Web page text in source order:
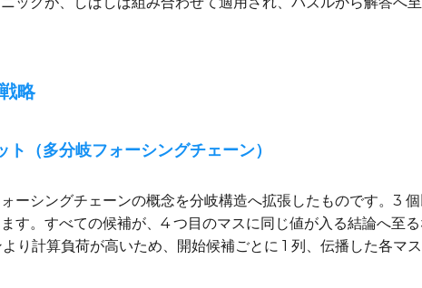
略
（多分岐フォーシングチェーン）
ーシングチェーンの概念を分岐構造へ拡張したものです。3
す。すべての候補が、4 つ目のマスに同じ値が入る結論へ至
り計算負荷が高いため、開始候補ごとに 1 列、伝播した各マ